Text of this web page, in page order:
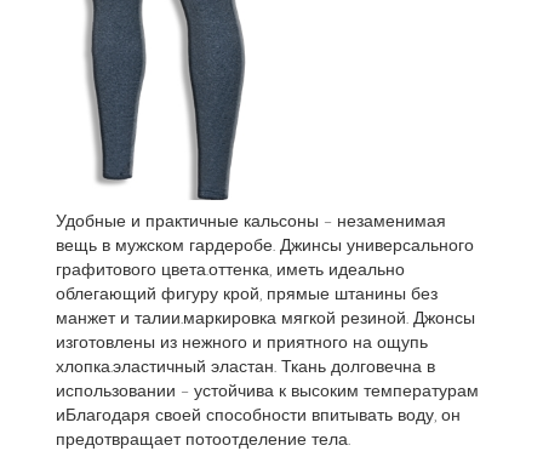
Удобные и практичные кальсоны – незаменимая
вещь в мужском гардеробе. Джинсы универсального
графитового цвета.оттенка, иметь идеально
облегающий фигуру крой, прямые штанины без
манжет и талии.маркировка мягкой резиной. Джонсы
изготовлены из нежного и приятного на ощупь
хлопка.эластичный эластан. Ткань долговечна в
использовании – устойчива к высоким температурам
иБлагодаря своей способности впитывать воду, он
предотвращает потоотделение тела.